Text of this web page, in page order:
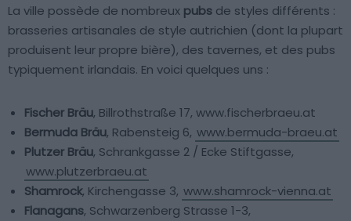
La ville possède de nombreux pubs de styles différents :
brasseries artisanales de style autrichien (dont la plupart
produisent leur propre bière), des tavernes, et des pubs
typiquement irlandais. En voici quelques uns :
Fischer Bräu, Billrothstraße 17, www.fischerbraeu.at
Bermuda Bräu, Rabensteig 6, www.bermuda-braeu.at
Plutzer Bräu, Schrankgasse 2 / Ecke Stiftgasse,
www.plutzerbraeu.at
Shamrock, Kirchengasse 3, www.shamrock-vienna.at
Flanagans, Schwarzenberg Strasse 1-3,